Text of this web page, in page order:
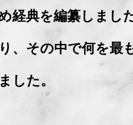
経典を編纂しまし
、その中で何を最
した。